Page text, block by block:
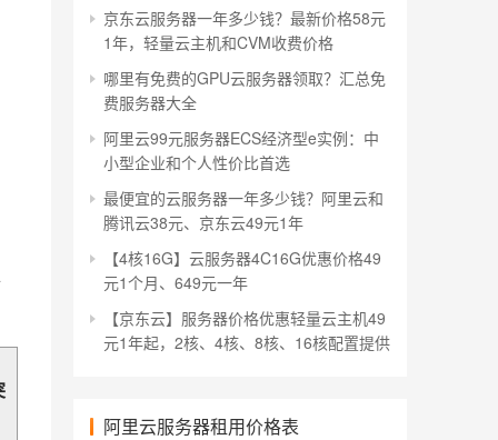
京东云服务器一年多少钱？最新价格58元
1年，轻量云主机和CVM收费价格
哪里有免费的GPU云服务器领取？汇总免
费服务器大全
阿里云99元服务器ECS经济型e实例：中
小型企业和个人性价比首选
最便宜的云服务器一年多少钱？阿里云和
腾讯云38元、京东云49元1年
【4核16G】云服务器4C16G优惠价格49
元1个月、649元一年
【京东云】服务器价格优惠轻量云主机49
元1年起，2核、4核、8核、16核配置提供
阿里云服务器租用价格表